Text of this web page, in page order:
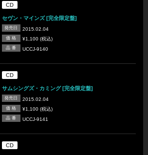
CD
セヴン・マインズ [完全限定盤]
発売日 2015.02.04
価 格 ¥1,100 (税込)
品 番 UCCJ-9140
CD
サムシングズ・カミング [完全限定盤]
発売日 2015.02.04
価 格 ¥1,100 (税込)
品 番 UCCJ-9141
CD